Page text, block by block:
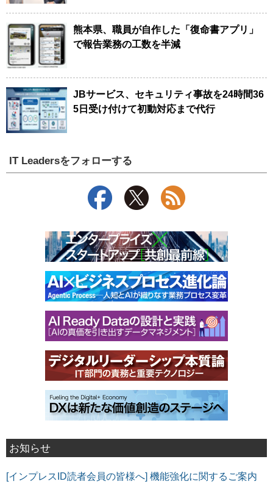
熊本県、職員が自作した「復命書アプリ」
で報告業務の工数を半減
JBサービス、セキュリティ事故を24時間36
5日受け付けて初動対応まで代行
IT Leadersをフォローする
お知らせ
[インプレスID読者会員の皆様へ] 機能強化に関するご案内